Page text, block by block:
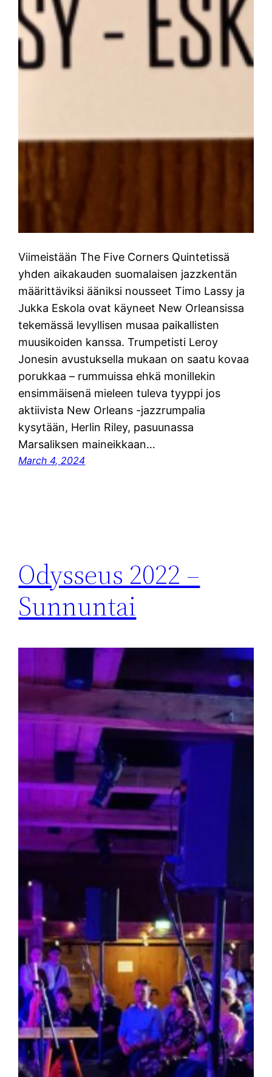
Viimeistään The Five Corners Quintetissä
yhden aikakauden suomalaisen jazzkentän
määrittäviksi ääniksi nousseet Timo Lassy ja
Jukka Eskola ovat käyneet New Orleansissa
tekemässä levyllisen musaa paikallisten
muusikoiden kanssa. Trumpetisti Leroy
Jonesin avustuksella mukaan on saatu kovaa
porukkaa – rummuissa ehkä monillekin
ensimmäisenä mieleen tuleva tyyppi jos
aktiivista New Orleans -jazzrumpalia
kysytään, Herlin Riley, pasuunassa
Marsaliksen maineikkaan…
March 4, 2024
Odysseus 2022 –
Sunnuntai